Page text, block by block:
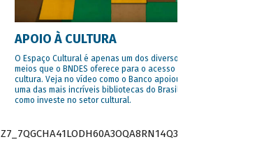
APOIO À CULTURA
O Espaço Cultural é apenas um dos diversos
meios que o BNDES oferece para o acesso à
cultura. Veja no vídeo como o Banco apoiou
uma das mais incríveis bibliotecas do Brasil e
como investe no setor cultural.
Z7_7QGCHA41LODH60A3OQA8RN14Q3